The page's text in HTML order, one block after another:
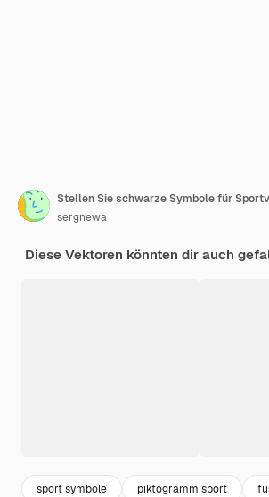
sergnewa
Diese Vektoren könnten dir auch
sport symbole piktogramm sport